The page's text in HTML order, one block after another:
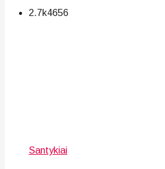
2.7k4656
Santykiai